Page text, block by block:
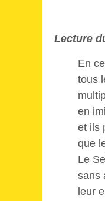
Lecture
En
tous
en
et ils
que
Le
sans
leur